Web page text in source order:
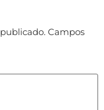
Campos